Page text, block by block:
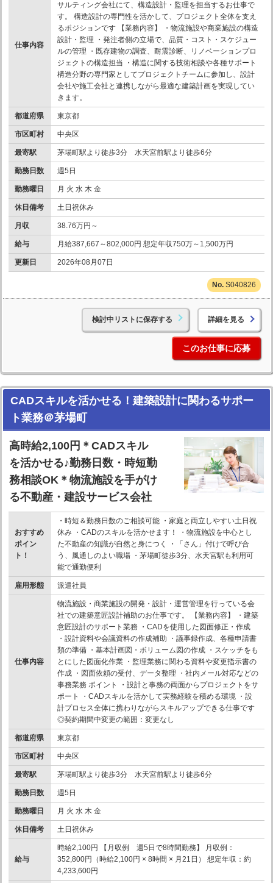
仕事内容
サルティング会社にて、構造設計・監理を担当するお仕事で
す。 構造設計の専門性を活かして、プロジェクト全体を支え
るポジションです 【業務内容】 ・物流施設や商業施設の構造
設計・監理 ・発注者側の立場で、品質・コスト・スケジュー
ルの管理 ・既存建物の調査、耐震診断、リノベーションプロ
ジェクトの構造担当 ・構造に関する技術相談や各種サポート
構造分野の専門家としてプロジェクトチームに参加し、設計
会社や施工会社と連携しながら最適な建築計画を実現してい
きます。
都道府県 東京都
市区町村 中央区
最寄駅 茅場町駅より徒歩3分 水天宮前駅より徒歩6分
勤務日数 週5日
勤務曜日 月 火 水 木 金
休日備考 土日祝休み
月収 38.76万円～
給与 月給387,667～802,000円 想定年収750万～1,500万円
更新日 2026年08月07日
S040826
検討中リストに保存する 詳細を見る
このお仕事に応募
CADスキルを活かせる！建築設計に関わるサポー
ト業務＠茅場町
高時給2,100円＊CADスキル
を活かせる♪勤務日数・時短勤
務相談OK＊物流施設を手がけ
る不動産・建設サービス会社
おすすめ
ポイン
ト！
・時短＆勤務日数のご相談可能 ・家庭と両立しやすい土日祝
休み ・CADのスキルを活かせます！ ・物流施設を中心とし
た不動産の知識が自然と身につく ・「さん」付けで呼び合
う、風通しのよい職場 ・茅場町徒歩3分、水天宮駅も利用可
能で通勤便利
雇用形態 派遣社員
仕事内容
物流施設・商業施設の開発・設計・運営管理を行っている会
社での建築意匠設計補助のお仕事です。 【業務内容】 ・建築
意匠設計のサポート業務 ・CADを使用した図面修正・作成
・設計資料や会議資料の作成補助 ・議事録作成、各種申請書
類の準備 ・基本計画図・ボリューム図の作成 ・スケッチをも
とにした図面化作業 ・監理業務に関わる資料や変更指示書の
作成 ・図面依頼の受付、データ整理 ・社内メール対応などの
事務業務 ポイント ・設計と事務の両面からプロジェクトをサ
ポート ・CADスキルを活かして実務経験を積める環境 ・設
計プロセス全体に携わりながらスキルアップできる仕事です
◎契約期間中変更の範囲：変更なし
都道府県 東京都
市区町村 中央区
最寄駅 茅場町駅より徒歩3分 水天宮前駅より徒歩6分
勤務日数 週5日
勤務曜日 月 火 水 木 金
休日備考 土日祝休み
給与
時給2,100円 【月収例 週5日で8時間勤務】 月収例：
352,800円（時給2,100円 × 8時間 × 月21日） 想定年収：約
4,233,600円